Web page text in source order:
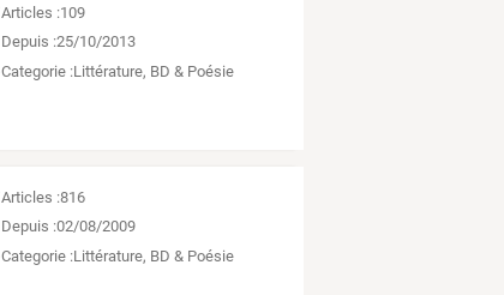
Articles :109
Depuis :25/10/2013
Categorie :Littérature, BD & Poésie
Articles :816
Depuis :02/08/2009
Categorie :Littérature, BD & Poésie